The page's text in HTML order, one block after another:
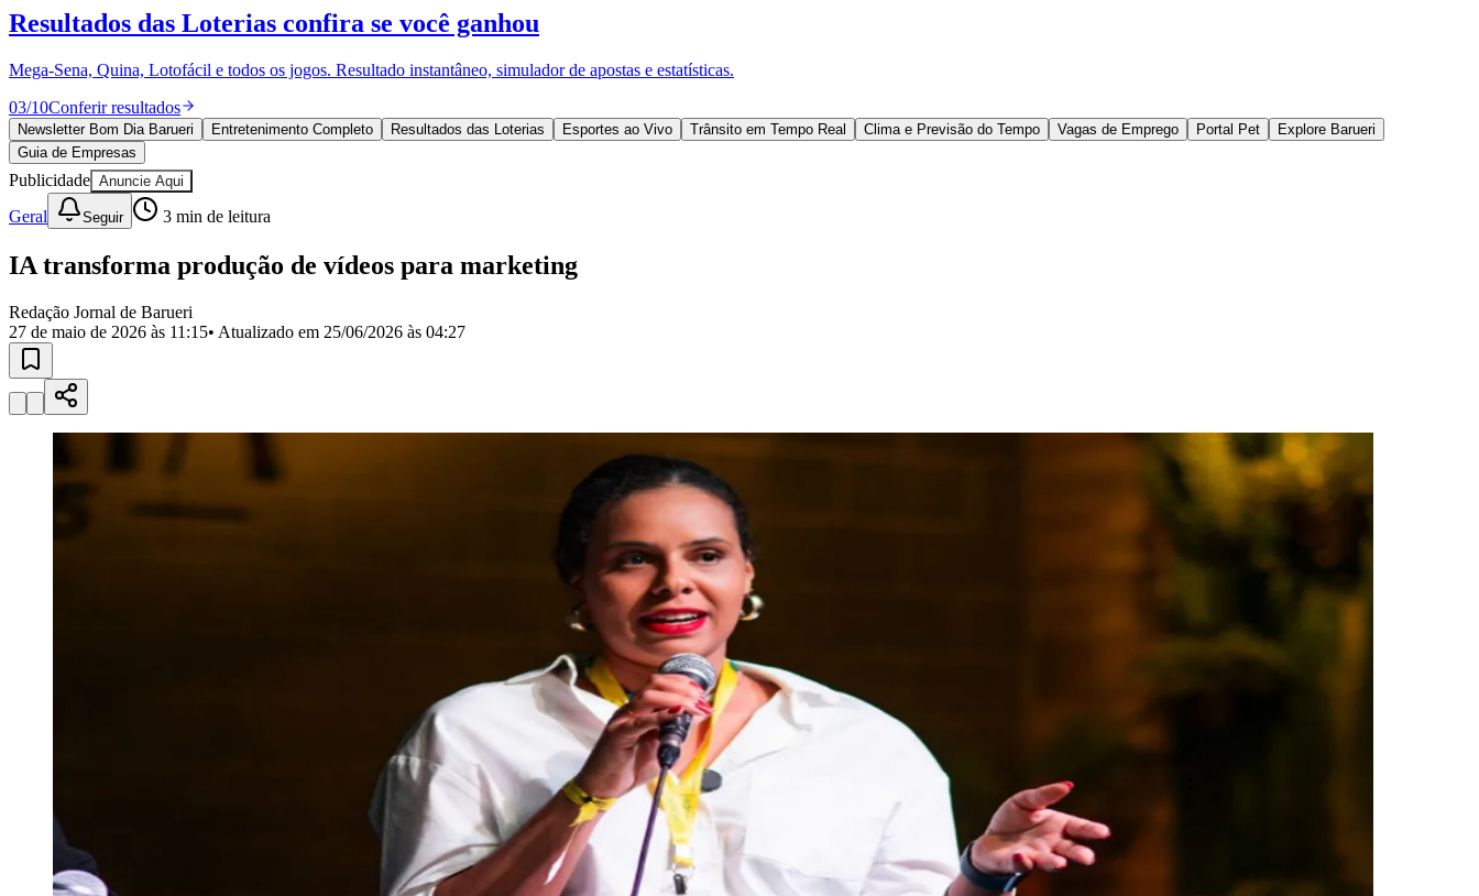
Anuncie no Portal
Cadastrar Empresa
Divulgar Vagas Novo
Publicidade Legal
Política
Eleições
Esportes
Saúde
Segurança
Cultura
Obras
Educação
Bairros de Barueri
Selecione sua região
AldeiaAldeia da Serra
MilitarItapeviJandiraJardim AudirJardim BelvalJardim CalifórniaJardim dos AltosJardim dos CamargosJardim EsperançaJardim GrazielaJardim IracemaJardim ItaquitiJardim JulioJardim LíbanoJardim Maria
Jardim ReginaliceJardim São Luís Jardim Tupã Jardim Tupanci Mutinga
OsascoParque dos CamargosParque Imperial Parque Viana Pirapora do Bom Jesus Vale do Sol Vila BarrosVila Boa Vista
Vila Engenho Novo
Votupoca
Itapevi CotiaPirapora do Bom JesusAraçariguamaCajamar Francisco MoratoTaboão da Serra
Anuncie Regional
Guia de Empresas
Vagas na Região
Resultados das Loterias confira se você ganhou
Mega-Sena, Quina, Lotofácil e todos os jogos. Resultado instantâneo, simulador de apostas e estatísticas.
03/10Conferir resultados
Newsletter Bom Dia Barueri Entretenimento Completo Resultados das Loterias Esportes ao Vivo Trânsito em Tempo Real Clima e Previsão do Tempo Vagas de Emprego Portal Pet
Explore Barueri
Guia de Empresas
Publicidade Anuncie Aqui
Geral Seguir 3 min de leitura
IA transforma produção de vídeos para marketing
Redação Jornal de Barueri
27 de maio de 2026 às 11:15• Atualizado em 25/06/2026 às 04:27